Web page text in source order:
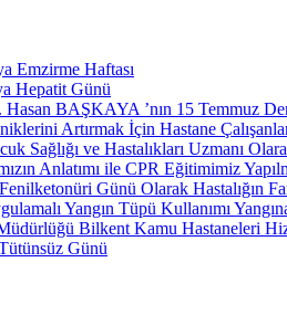
Emzirme Haftası
Hepatit Günü
BAŞKAYA ’nın 15 Temmuz
Artırmak İçin Hastane
Sağlığı ve Hastalıkları Uzmanı
Anlatımı ile CPR Eğitimimiz
Günü Olarak Hastalığın
Yangın Tüpü Kullanımı
Bilkent Kamu Hastaneleri
Günü